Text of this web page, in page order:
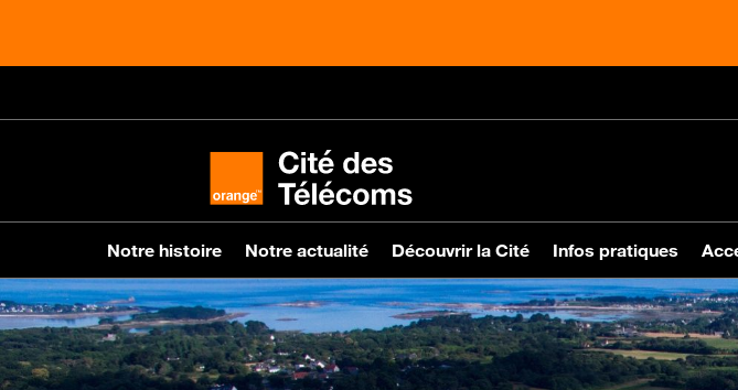
Notre histoire Notre actualité Découvrir la Cité Infos pratiques